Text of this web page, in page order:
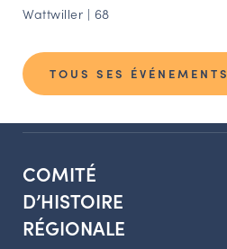
Wattwiller | 68
TOUS SES ÉVÉNEMENTS
COMITÉ
D’HISTOIRE
RÉGIONALE